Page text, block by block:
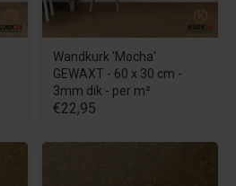
Wandkurk 'Mocha'
GEWAXT - 60 x 30 cm -
3mm dik - per m²
€22,95